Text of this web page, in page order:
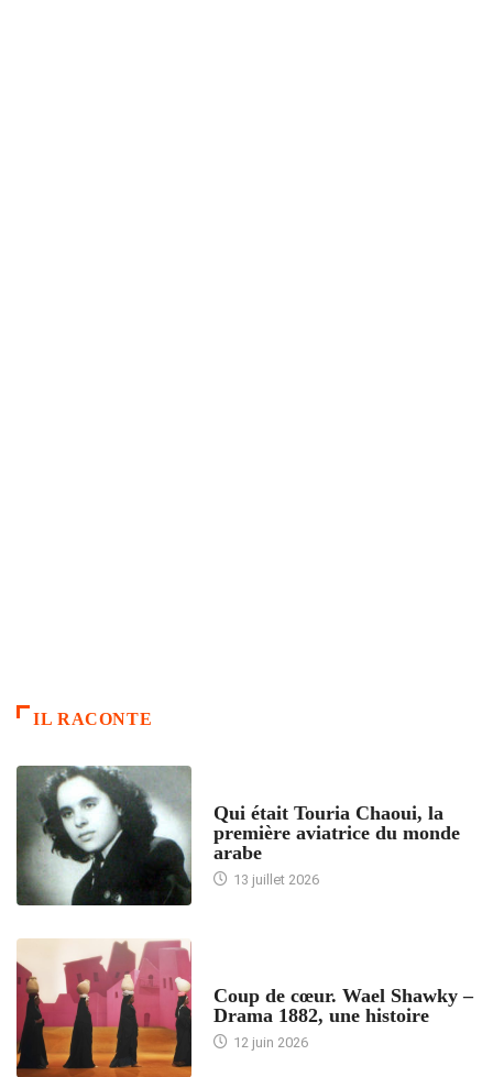
IL RACONTE
Qui était Touria Chaoui, la
première aviatrice du monde
arabe
13 juillet 2026
Coup de cœur. Wael Shawky –
Drama 1882, une histoire
12 juin 2026